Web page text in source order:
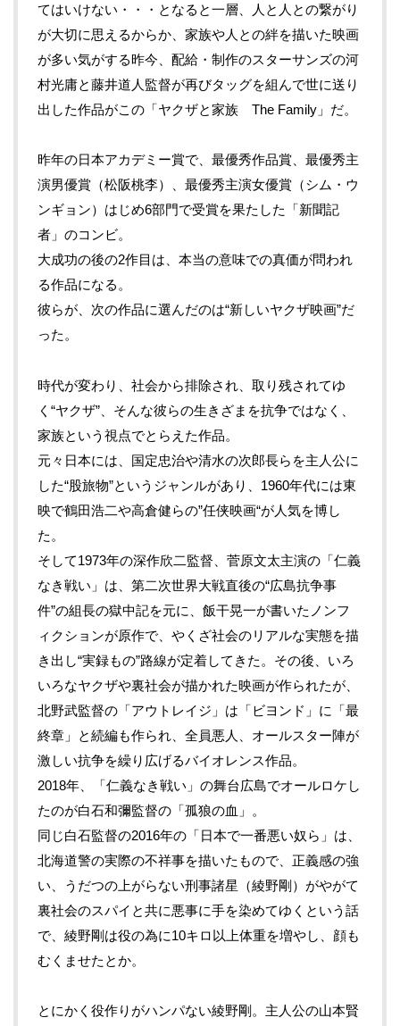
てはいけない・・・となると一層、人と人との繋がり
が大切に思えるからか、家族や人との絆を描いた映画
が多い気がする昨今、配給・制作のスターサンズの河
村光庸と藤井道人監督が再びタッグを組んで世に送り
出した作品がこの「ヤクザと家族 The Family 」だ。
昨年の日本アカデミー賞で、最優秀作品賞、最優秀主
演男優賞（松阪桃李）、最優秀主演女優賞（シム・ウ
ンギョン）はじめ6部門で受賞を果たした「新聞記
者」のコンビ。
大成功の後の2作目は、本当の意味での真価が問われ
る作品になる。
彼らが、次の作品に選んだのは“新しいヤクザ映画”だ
った。
時代が変わり、社会から排除され、取り残されてゆ
く“ヤクザ”、そんな彼らの生きざまを抗争ではなく、
家族という視点でとらえた作品。
元々日本には、国定忠治や清水の次郎長らを主人公に
した“股旅物”というジャンルがあり、 1960年代には東
映で鶴田浩二や高倉健らの”任侠映画“が人気を博し
た。
そして1973年の深作欣二監督、菅原文太主演の「仁義
なき戦い」は、第二次世界大戦直後の“広島抗争事
件”の組長の獄中記を元に、飯干晃一が書いたノンフ
ィクションが原作で、やくざ社会のリアルな実態を描
き出し“実録もの”路線が定着してきた。その後、いろ
いろなヤクザや裏社会が描かれた映画が作られたが、
北野武監督の「アウトレイジ」は「ビヨンド」に「最
終章」と続編も作られ、全員悪人、オールスター陣が
激しい抗争を繰り広げるバイオレンス作品。
2018年、「仁義なき戦い」の舞台広島でオールロケし
たのが白石和彌監督の「孤狼の血」。
同じ白石監督の2016年の「日本で一番悪い奴ら」は、
北海道警の実際の不祥事を描いたもので、正義感の強
い、うだつの上がらない刑事諸星（綾野剛）がやがて
裏社会のスパイと共に悪事に手を染めてゆくという話
で、綾野剛は役の為に10キロ以上体重を増やし、顔も
むくませたとか。
とにかく役作りがハンパない綾野剛。主人公の山本賢